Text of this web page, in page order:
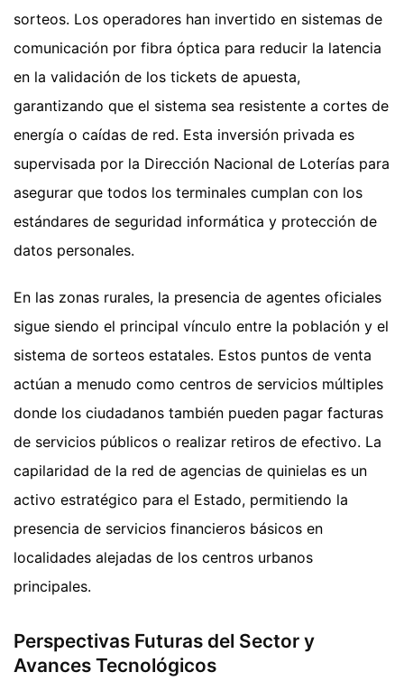
sorteos. Los operadores han invertido en sistemas de
comunicación por fibra óptica para reducir la latencia
en la validación de los tickets de apuesta,
garantizando que el sistema sea resistente a cortes de
energía o caídas de red. Esta inversión privada es
supervisada por la Dirección Nacional de Loterías para
asegurar que todos los terminales cumplan con los
estándares de seguridad informática y protección de
datos personales.
En las zonas rurales, la presencia de agentes oficiales
sigue siendo el principal vínculo entre la población y el
sistema de sorteos estatales. Estos puntos de venta
actúan a menudo como centros de servicios múltiples
donde los ciudadanos también pueden pagar facturas
de servicios públicos o realizar retiros de efectivo. La
capilaridad de la red de agencias de quinielas es un
activo estratégico para el Estado, permitiendo la
presencia de servicios financieros básicos en
localidades alejadas de los centros urbanos
principales.
Perspectivas Futuras del Sector y
Avances Tecnológicos